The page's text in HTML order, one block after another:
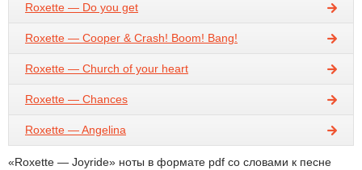
Roxette — Do you get
Roxette — Cooper & Crash! Boom! Bang!
Roxette — Church of your heart
Roxette — Chances
Roxette — Angelina
«Roxette — Joyride» ноты в формате pdf со словами к песне